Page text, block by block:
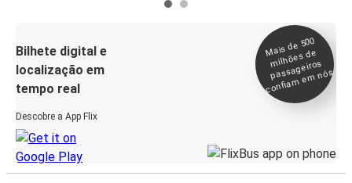
Bilhete digital e
localização em
tempo real
Descobre a App Flix
Mais de 500
milhões de
passageiros
confia
m e
m nós